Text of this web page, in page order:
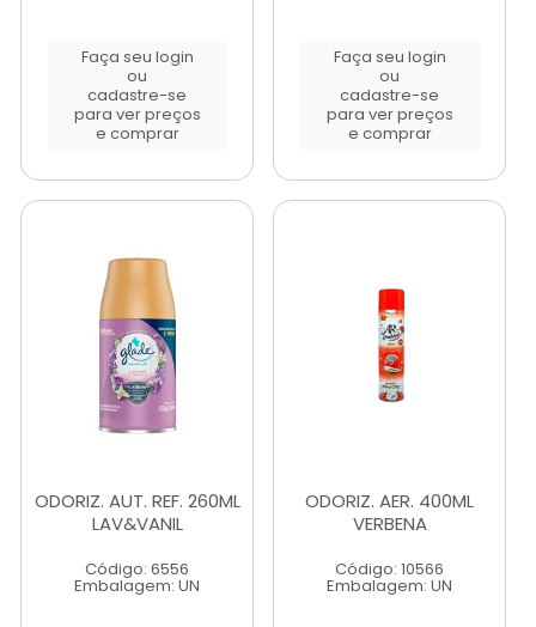
Faça seu login
ou
cadastre-se
para ver preços
e comprar
Faça seu login
ou
cadastre-se
para ver preços
e comprar
ODORIZ. AUT. REF. 260ML
LAV&VANIL
Código: 6556
Embalagem: UN
ODORIZ. AER. 400ML
VERBENA
Código: 10566
Embalagem: UN